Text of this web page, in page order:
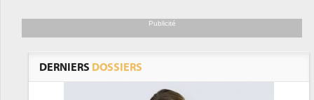
Publicité
DERNIERS DOSSIERS